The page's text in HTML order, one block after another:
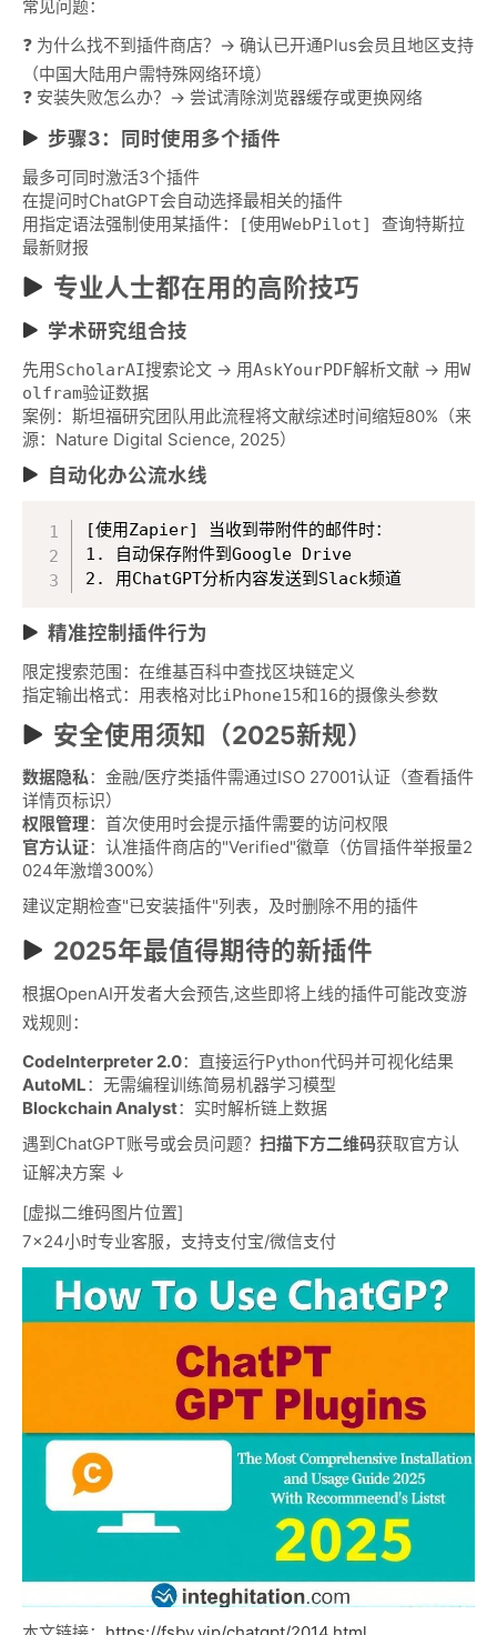
常见问题：
❓ 为什么找不到插件商店？→ 确认已开通Plus会员且地区支持
（中国大陆用户需特殊网络环境）
❓ 安装失败怎么办？→ 尝试清除浏览器缓存或更换网络
步骤3：同时使用多个插件
最多可同时激活3个插件
在提问时ChatGPT会自动选择最相关的插件
用指定语法强制使用某插件：
[使用WebPilot] 查询特斯拉
最新财报
专业人士都在用的高阶技巧
学术研究组合技
先用ScholarAI搜索论文 → 用AskYourPDF解析文献 → 用W
olfram验证数据
案例：斯坦福研究团队用此流程将文献综述时间缩短80%（来
源：Nature Digital Science, 2025）
自动化办公流水线
[使用Zapier] 当收到带附件的邮件时：
1. 自动保存附件到Google Drive
2. 用ChatGPT分析内容发送到Slack频道
精准控制插件行为
限定搜索范围： 在维基百科中查找区块链定义
指定输出格式： 用表格对比iPhone15和16的摄像头参数
安全使用须知（2025新规）
数据隐私：金融/医疗类插件需通过ISO 27001认证（查看插件
详情页标识）
权限管理：首次使用时会提示插件需要的访问权限
官方认证：认准插件商店的"Verified"徽章（仿冒插件举报量2
024年激增300%）
建议定期检查"已安装插件"列表，及时删除不用的插件
2025年最值得期待的新插件
根据OpenAI开发者大会预告,这些即将上线的插件可能改变游
戏规则：
CodeInterpreter 2.0：直接运行Python代码并可视化结果
AutoML：无需编程训练简易机器学习模型
Blockchain Analyst：实时解析链上数据
遇到ChatGPT账号或会员问题？ 扫描下方二维码获取官方认
证解决方案 ↓
[虚拟二维码图片位置]
7×24小时专业客服，支持支付宝/微信支付